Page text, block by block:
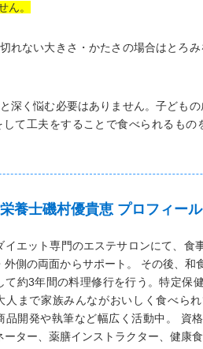
ん。
れない大きさ・かたさの場合はとろ
深く悩む必要はありません。子どもの
て工夫をすることで食べられるもの
養士磯村優貴恵 プロフィール
イエット専門のエステサロンにて、食
外側の両面からサポート。 その後、和
て約3年間の料理修行を行う。特定保
人まで家族みんながおいしく食べら
品開発や執筆など幅広く活動中。 資
ーター、薬膳インストラクター、健康